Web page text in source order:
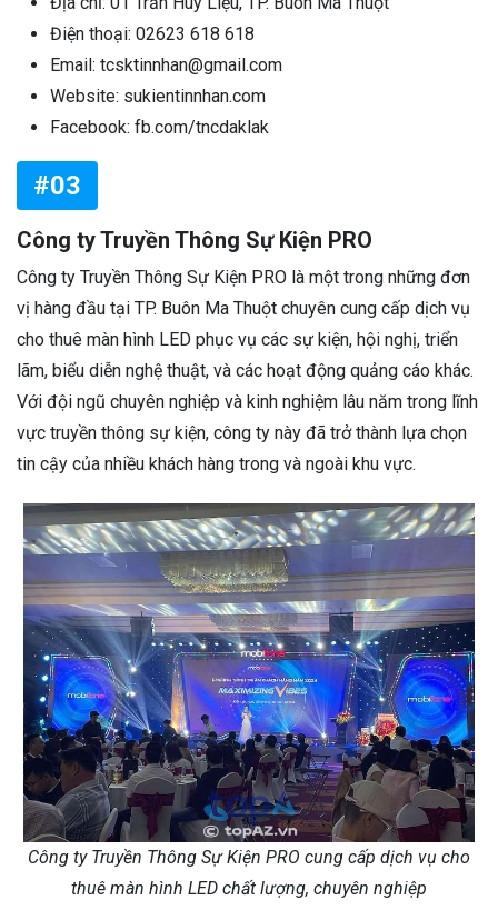
Điện thoại: 02623 618 618
Email: tcsktinnhan@gmail.com
Website: sukientinnhan.com
Facebook: fb.com/tncdaklak
#03
Công ty Truyền Thông Sự Kiện PRO
Công ty Truyền Thông Sự Kiện PRO là một trong những đơn
vị hàng đầu tại TP. Buôn Ma Thuột chuyên cung cấp dịch vụ
cho thuê màn hình LED phục vụ các sự kiện, hội nghị, triển
lãm, biểu diễn nghệ thuật, và các hoạt động quảng cáo khác.
Với đội ngũ chuyên nghiệp và kinh nghiệm lâu năm trong lĩnh
vực truyền thông sự kiện, công ty này đã trở thành lựa chọn
tin cậy của nhiều khách hàng trong và ngoài khu vực.
Công ty Truyền Thông Sự Kiện PRO cung cấp dịch vụ cho
thuê màn hình LED chất lượng, chuyên nghiệp